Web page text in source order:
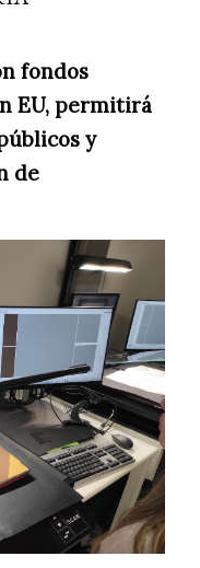
fondos
EU, permitirá
y
de